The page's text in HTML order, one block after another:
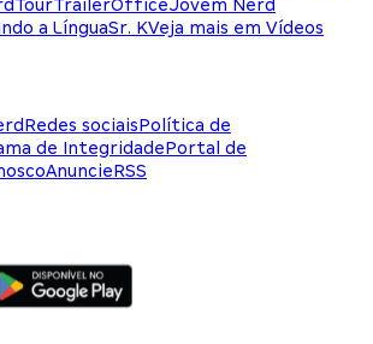
TrailerOfficeJovem Nerd
a LínguaSr. KVeja mais em Vídeos
Redes sociaisPolítica de
de IntegridadePortal de
AnuncieRSS